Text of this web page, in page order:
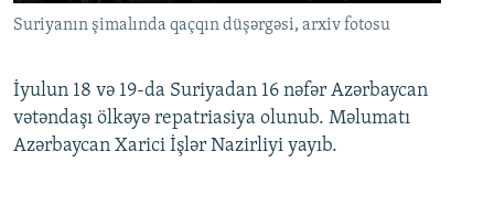
Suriyanın şimalında qaçqın düşərgəsi, arxiv fotosu
İyulun 18 və 19-da Suriyadan 16 nəfər Azərbaycan
vətəndaşı ölkəyə repatriasiya olunub. Məlumatı
Azərbaycan Xarici İşlər Nazirliyi yayıb.